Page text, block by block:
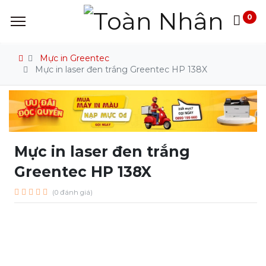
0
Mực in Greentec
Mực in laser đen trắng Greentec HP 138X
Mực in laser đen trắng
Greentec HP 138X
(0 đánh giá)